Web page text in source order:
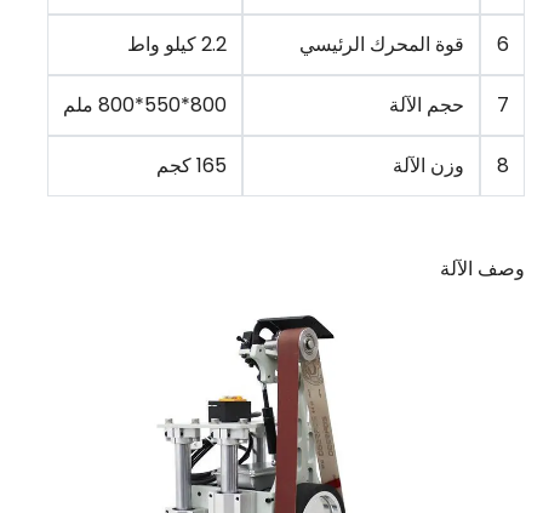
6 قوة المحرك الرئيسي 2.2 كيلو واط
7 حجم الآلة 800*550*800 ملم
8 وزن الآلة 165 كجم
وصف الآلة